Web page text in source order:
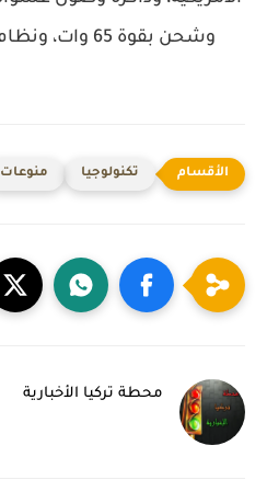
وشحن بقوة 65 وات، ونظام تشغيل Android 14.
تكنولوجيا منوعات
محطة تركيا الأخبارية